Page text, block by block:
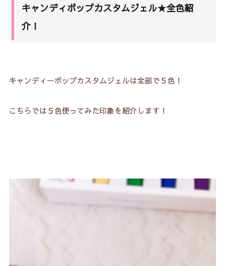
キャンディポップカスタムジェル★全色紹
介！
キャンディーポップカスタムジェルは全部で５色！
こちらでは５色使ってみた印象を紹介します！